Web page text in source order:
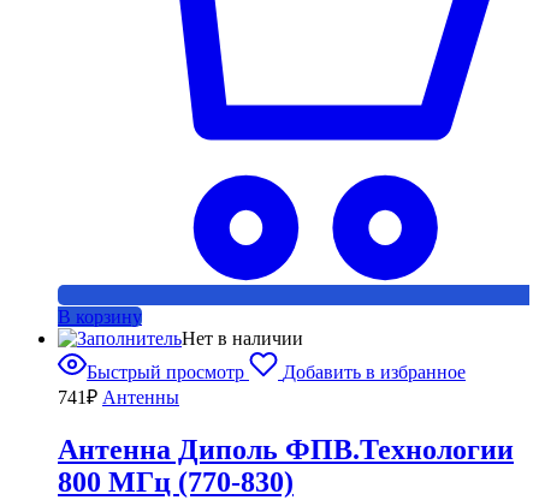
В корзину
Нет в наличии
Быстрый просмотр
Добавить в избранное
741₽ Антенны
Антенна Диполь ФПВ.Технологии
800 МГц (770-830)